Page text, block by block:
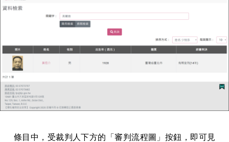
條目中，受裁判人下方的「審判流程圖」按鈕，即可見